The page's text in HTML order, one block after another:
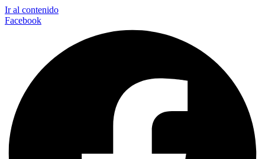
Ir al contenido
Facebook